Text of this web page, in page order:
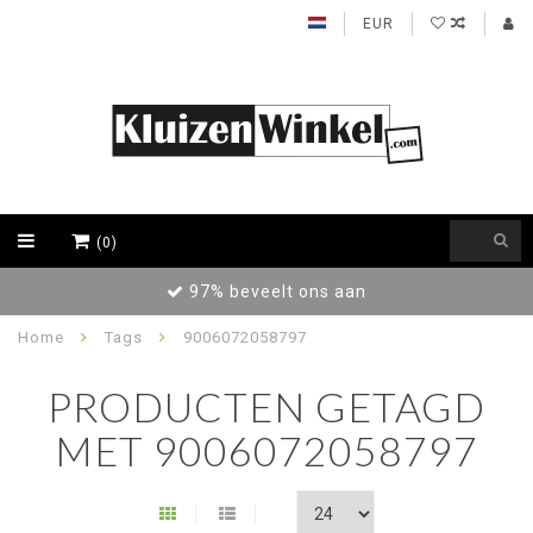
EUR
(0)
97% beveelt ons aan
Home Tags 9006072058797
PRODUCTEN GETAGD
MET 9006072058797